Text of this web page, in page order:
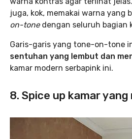
juga, kok, memakai warna yang
on-tonedengan seluruh bagian
Garis-garis yang tone-on-tone
sentuhan yang lembut dan
kamar modern serbapink ini.
8. Spice up kamar